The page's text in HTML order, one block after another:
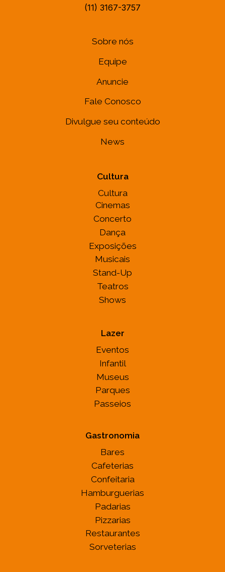
(11) 3167-3757
Sobre nós
Equipe
Anuncie
Fale Conosco
Divulgue seu conteúdo
News
Cultura
Cultura
Cinemas
Concerto
Dança
Exposições
Musicais
Stand-Up
Teatros
Shows
Lazer
Eventos
Infantil
Museus
Parques
Passeios
Gastronomia
Bares
Cafeterias
Confeitaria
Hamburguerias
Padarias
Pizzarias
Restaurantes
Sorveterias